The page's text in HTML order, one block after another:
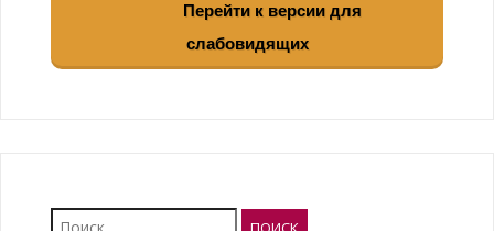
Перейти к версии для
слабовидящих
Найти: